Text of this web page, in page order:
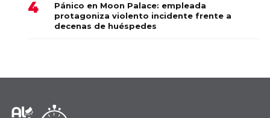
Pánico en Moon Palace: empleada
protagoniza violento incidente frente a
decenas de huéspedes